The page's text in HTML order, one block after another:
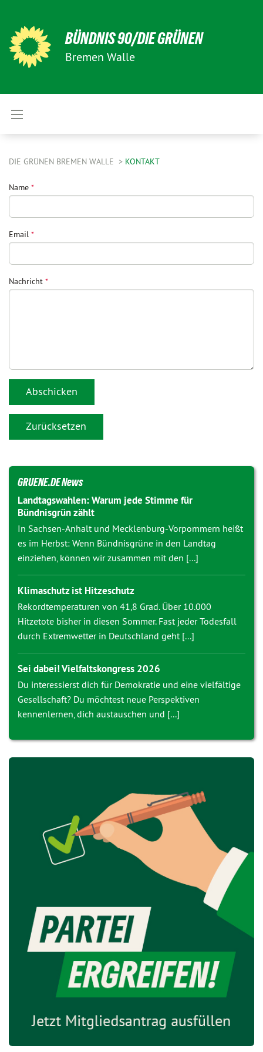
BÜNDNIS 90/DIE GRÜNEN
Bremen Walle
DIE GRÜNEN BREMEN WALLE KONTAKT
Name *
Email *
Nachricht *
GRUENE.DE News
Landtagswahlen: Warum jede Stimme für
Bündnisgrün zählt
In Sachsen-Anhalt und Mecklenburg-Vorpommern heißt
es im Herbst: Wenn Bündnisgrüne in den Landtag
einziehen, können wir zusammen mit den [...]
Klimaschutz ist Hitzeschutz
Rekordtemperaturen von 41,8 Grad. Über 10.000
Hitzetote bisher in diesen Sommer. Fast jeder Todesfall
durch Extremwetter in Deutschland geht [...]
Sei dabei! Vielfaltskongress 2026
Du interessierst dich für Demokratie und eine vielfältige
Gesellschaft? Du möchtest neue Perspektiven
kennenlernen, dich austauschen und [...]